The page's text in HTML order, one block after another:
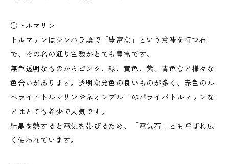
○トルマリン
トルマリンはシンハラ語で「豊富な」という意味を持つ石
で、その名の通り色数がとても豊富です。
無色透明なものからピンク、緑、黄色、紫、青色など様々な
色合いがあります。透明な発色の良いものが多く、赤色のル
べライトトルマリンやネオンブルーのパライバトルマリンな
どはとても希少で人気です。
結晶を熱すると電気を帯びるため、「電気石」とも呼ばれ広
く使われています。